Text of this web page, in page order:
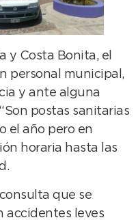
y Costa Bonita, el
personal municipal,
y ante alguna
postas sanitarias
el año pero en
horaria hasta las
que se
accidentes leves